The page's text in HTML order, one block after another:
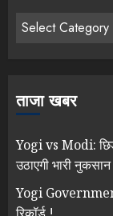
ताजा खबर
Yogi vs Modi:
उठाएगी भारी नुकसान
Yogi Government